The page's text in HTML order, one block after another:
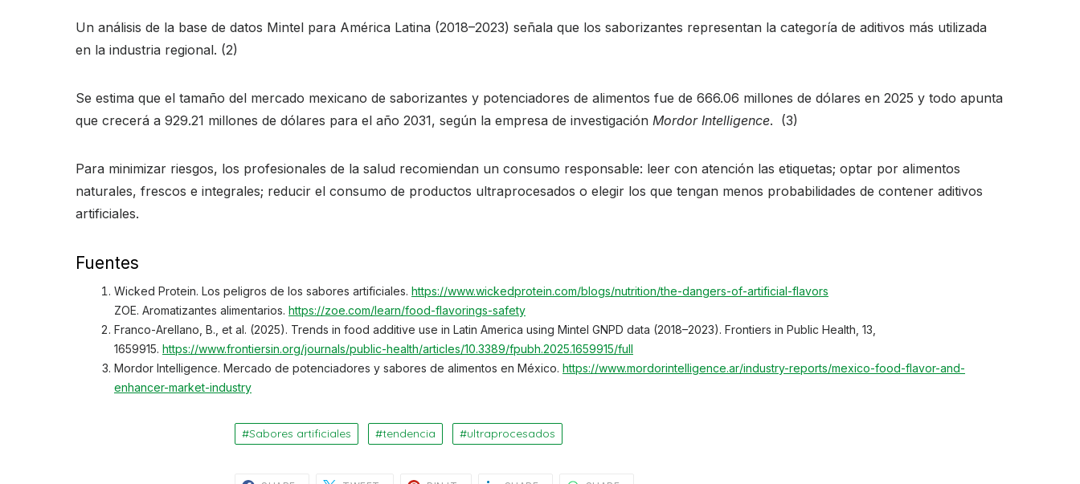
Un análisis de la base de datos Mintel para América Latina (2018–2023) señala que los saborizantes representan la categoría de aditivos más utilizada
en la industria regional. (2)
Se estima que el tamaño del mercado mexicano de saborizantes y potenciadores de alimentos fue de 666.06 millones de dólares en 2025 y todo apunta
que crecerá a 929.21 millones de dólares para el año 2031, según la empresa de investigación Mordor Intelligence. (3)
Para minimizar riesgos, los profesionales de la salud recomiendan un consumo responsable: leer con atención las etiquetas; optar por alimentos
naturales, frescos e integrales; reducir el consumo de productos ultraprocesados o elegir los que tengan menos probabilidades de contener aditivos
artificiales.
Fuentes
Wicked Protein. Los peligros de los sabores artificiales. https://www.wickedprotein.com/blogs/nutrition/the-dangers-of-artificial-flavors
ZOE. Aromatizantes alimentarios. https://zoe.com/learn/food-flavorings-safety
Franco-Arellano, B., et al. (2025). Trends in food additive use in Latin America using Mintel GNPD data (2018–2023). Frontiers in Public Health, 13,
1659915. https://www.frontiersin.org/journals/public-health/articles/10.3389/fpubh.2025.1659915/full
Mordor Intelligence. Mercado de potenciadores y sabores de alimentos en México. https://www.mordorintelligence.ar/industry-reports/mexico-food-flavor-and-
enhancer-market-industry
Sabores artificiales tendencia ultraprocesados